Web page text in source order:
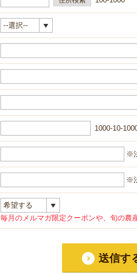
1000-10-
※
※
毎月のメルマガ限定クーポンや、旬の農